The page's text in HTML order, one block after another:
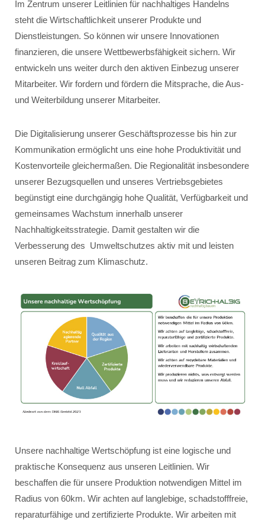
Im Zentrum unserer Leitlinien für nachhaltiges Handelns
steht die Wirtschaftlichkeit unserer Produkte und
Dienstleistungen. So können wir unsere Innovationen
finanzieren, die unsere Wettbewerbsfähigkeit sichern. Wir
entwickeln uns weiter durch den aktiven Einbezug unserer
Mitarbeiter. Wir fordern und fördern die Mitsprache, die Aus-
und Weiterbildung unserer Mitarbeiter.
Die Digitalisierung unserer Geschäftsprozesse bis hin zur
Kommunikation ermöglicht uns eine hohe Produktivität und
Kostenvorteile gleichermaßen. Die Regionalität insbesondere
unserer Bezugsquellen und unseres Vertriebsgebietes
begünstigt eine durchgängig hohe Qualität, Verfügbarkeit und
gemeinsames Wachstum innerhalb unserer
Nachhaltigkeitsstrategie. Damit gestalten wir die
Verbesserung des Umweltschutzes aktiv mit und leisten
unseren Beitrag zum Klimaschutz.
Unsere nachhaltige Wertschöpfung ist eine logische und
praktische Konsequenz aus unseren Leitlinien. Wir
beschaffen die für unsere Produktion notwendigen Mittel im
Radius von 60km. Wir achten auf langlebige, schadstofffreie,
reparaturfähige und zertifizierte Produkte. Wir arbeiten mit